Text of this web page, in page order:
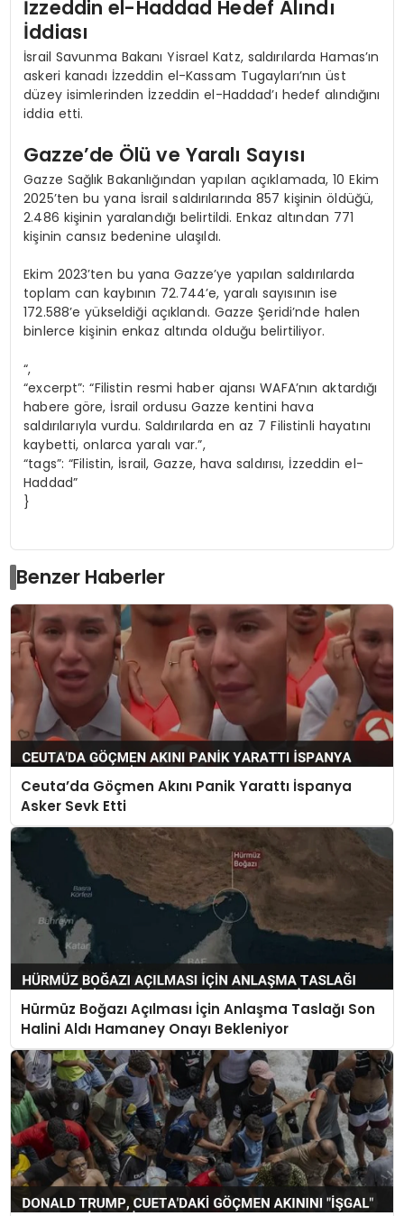
İzzeddin el-Haddad Hedef Alındı
İddiası
İsrail Savunma Bakanı Yisrael Katz, saldırılarda Hamas’ın
askeri kanadı İzzeddin el-Kassam Tugayları’nın üst
düzey isimlerinden İzzeddin el-Haddad’ı hedef alındığını
iddia etti.
Gazze’de Ölü ve Yaralı Sayısı
Gazze Sağlık Bakanlığından yapılan açıklamada, 10 Ekim
2025’ten bu yana İsrail saldırılarında 857 kişinin öldüğü,
2.486 kişinin yaralandığı belirtildi. Enkaz altından 771
kişinin cansız bedenine ulaşıldı.
Ekim 2023’ten bu yana Gazze’ye yapılan saldırılarda
toplam can kaybının 72.744’e, yaralı sayısının ise
172.588’e yükseldiği açıklandı. Gazze Şeridi’nde halen
binlerce kişinin enkaz altında olduğu belirtiliyor.
“,
“excerpt”: “Filistin resmi haber ajansı WAFA’nın aktardığı
habere göre, İsrail ordusu Gazze kentini hava
saldırılarıyla vurdu. Saldırılarda en az 7 Filistinli hayatını
kaybetti, onlarca yaralı var.”,
“tags”: “Filistin, İsrail, Gazze, hava saldırısı, İzzeddin el-
Haddad”
}
Benzer Haberler
Ceuta’da Göçmen Akını Panik Yarattı İspanya
Asker Sevk Etti
Hürmüz Boğazı Açılması İçin Anlaşma Taslağı Son
Halini Aldı Hamaney Onayı Bekleniyor